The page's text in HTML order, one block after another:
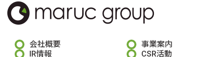
会社概要
事業案内
IR情報
CSR活動